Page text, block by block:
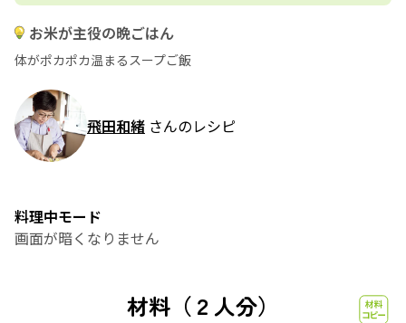
お米が主役の晩ごはん
体がポカポカ温まるスープご飯
飛田和緒 さんのレシピ
料理中モード
画面が暗くなりません
材料（２人分）